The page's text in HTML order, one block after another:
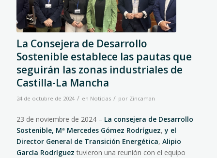
La Consejera de Desarrollo
Sostenible establece las pautas que
seguirán las zonas industriales de
Castilla-La Mancha
24 de octubre de 2024 / en Noticias / por Zincaman
23 de noviembre de 2024 – La consejera de Desarrollo
Sostenible, Mª Mercedes Gómez Rodríguez,y el
Director General de Transición Energética, Alipio
García Rodríguez tuvieron una reunión con el equipo